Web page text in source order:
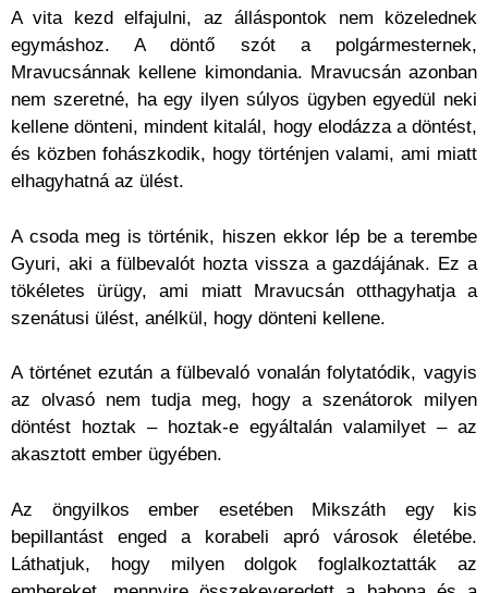
A vita kezd elfajulni, az álláspontok nem közelednek
egymáshoz. A döntő szót a polgármesternek,
Mravucsánnak kellene kimondania. Mravucsán azonban
nem szeretné, ha egy ilyen súlyos ügyben egyedül neki
kellene dönteni, mindent kitalál, hogy elodázza a döntést,
és közben fohászkodik, hogy történjen valami, ami miatt
elhagyhatná az ülést.
A csoda meg is történik, hiszen ekkor lép be a terembe
Gyuri, aki a fülbevalót hozta vissza a gazdájának. Ez a
tökéletes ürügy, ami miatt Mravucsán otthagyhatja a
szenátusi ülést, anélkül, hogy dönteni kellene.
A történet ezután a fülbevaló vonalán folytatódik, vagyis
az olvasó nem tudja meg, hogy a szenátorok milyen
döntést hoztak – hoztak-e egyáltalán valamilyet – az
akasztott ember ügyében.
Az öngyilkos ember esetében Mikszáth egy kis
bepillantást enged a korabeli apró városok életébe.
Láthatjuk, hogy milyen dolgok foglalkoztatták az